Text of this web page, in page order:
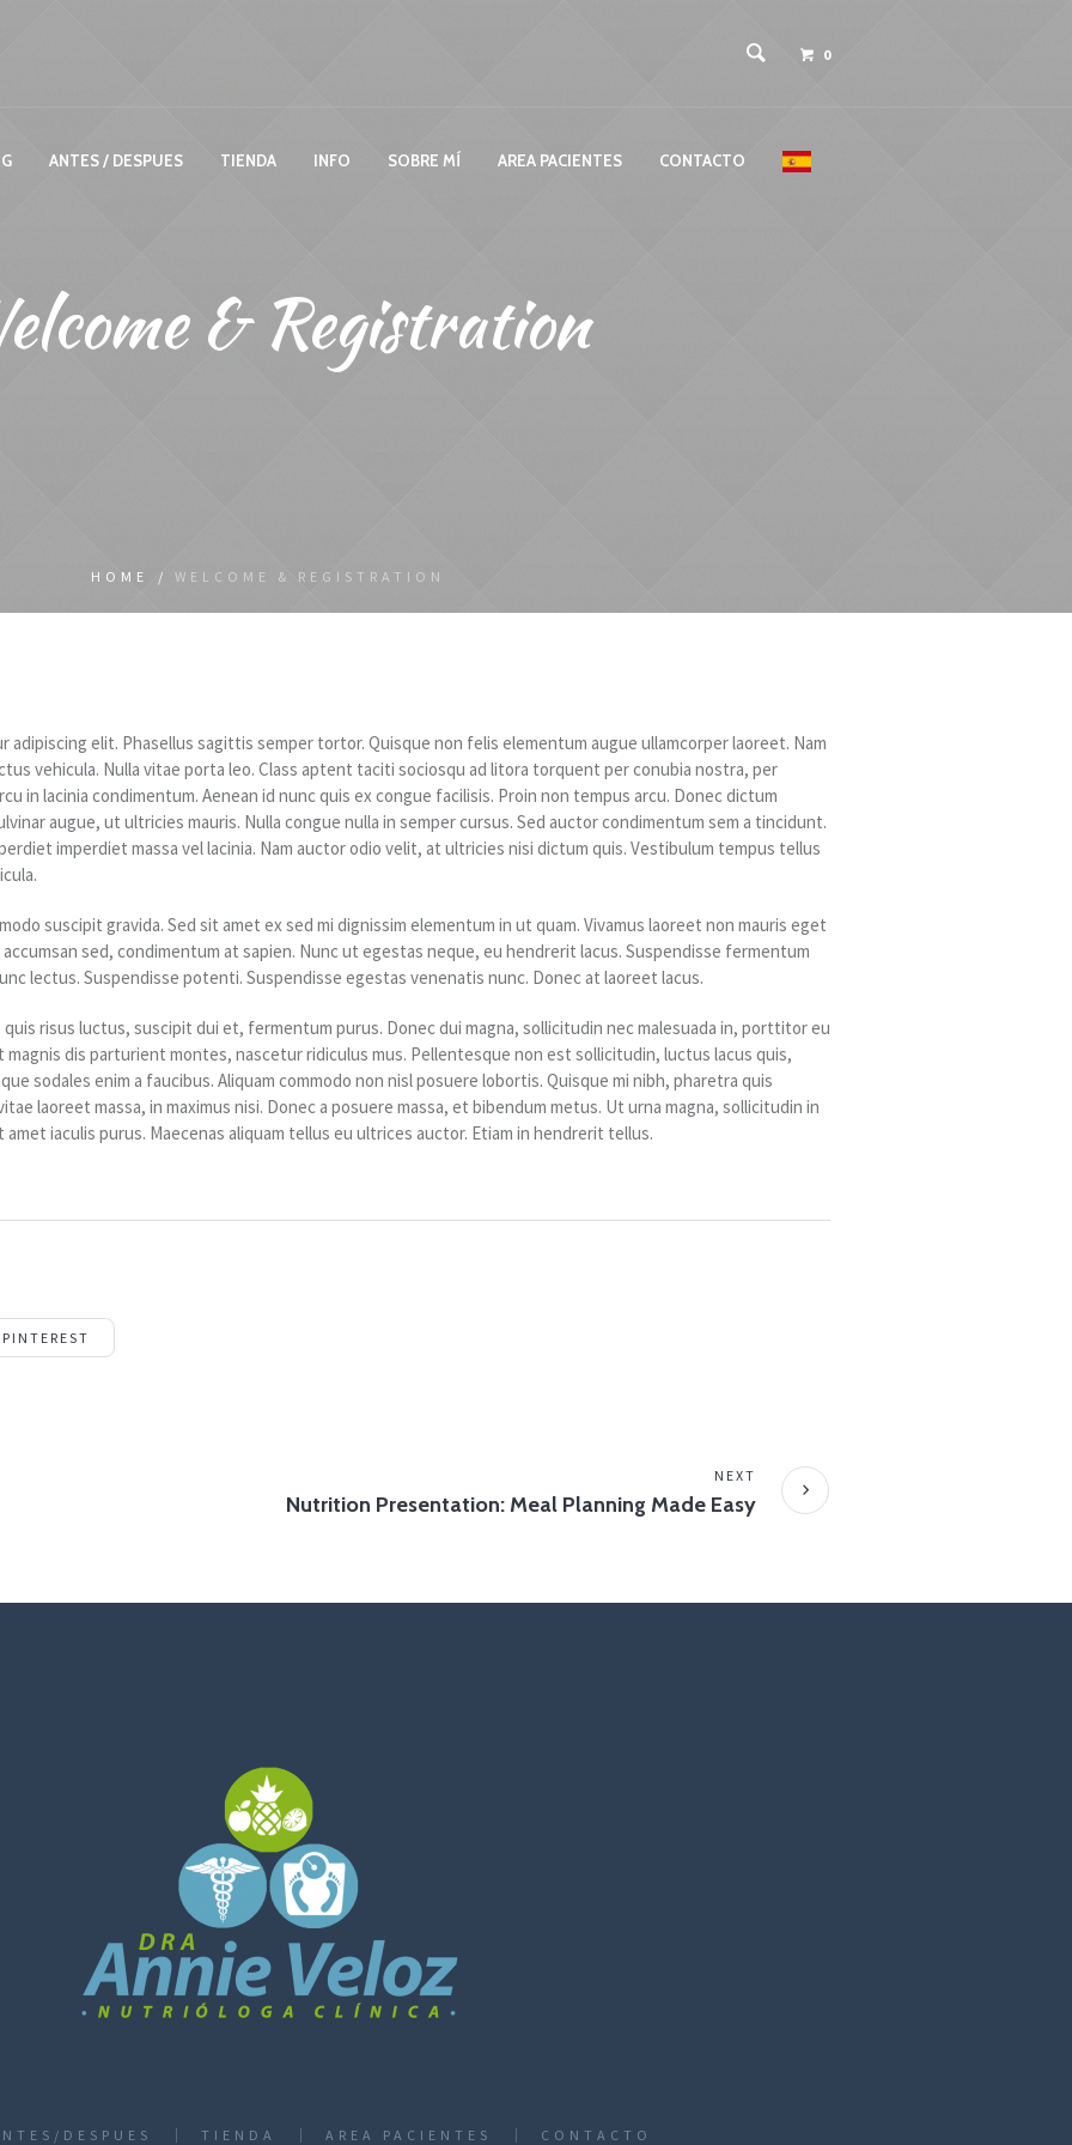
0
ANTES / DESPUES TIENDA INFO SOBRE MÍ AREA PACIENTES CONTACTO
& Registration
HOME / WELCOME & REGISTRATION
elit. Phasellus sagittis semper tortor. Quisque non felis elementum augue ullamcorper laoreet. Nam
vehicula. Nulla vitae porta leo. Class aptent taciti sociosqu ad litora torquent per conubia nostra, per
in lacinia condimentum. Aenean id nunc quis ex congue facilisis. Proin non tempus arcu. Donec dictum
augue, ut ultricies mauris. Nulla congue nulla in semper cursus. Sed auctor condimentum sem a tincidunt.
imperdiet massa vel lacinia. Nam auctor odio velit, at ultricies nisi dictum quis. Vestibulum tempus tellus
suscipit gravida. Sed sit amet ex sed mi dignissim elementum in ut quam. Vivamus laoreet non mauris eget
sed, condimentum at sapien. Nunc ut egestas neque, eu hendrerit lacus. Suspendisse fermentum
lectus. Suspendisse potenti. Suspendisse egestas venenatis nunc. Donec at laoreet lacus.
risus luctus, suscipit dui et, fermentum purus. Donec dui magna, sollicitudin nec malesuada in, porttitor eu
dis parturient montes, nascetur ridiculus mus. Pellentesque non est sollicitudin, luctus lacus quis,
sodales enim a faucibus. Aliquam commodo non nisl posuere lobortis. Quisque mi nibh, pharetra quis
laoreet massa, in maximus nisi. Donec a posuere massa, et bibendum metus. Ut urna magna, sollicitudin in
iaculis purus. Maecenas aliquam tellus eu ultrices auctor. Etiam in hendrerit tellus.
PINTEREST
Nutrition Presentation: Meal Planning Made Easy
NEXT
DESPUES TIENDA AREA PACIENTES CONTACTO